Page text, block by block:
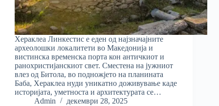
Хераклеа Линкестис е еден од најзначајните
археолошки локалитети во Македонија и
вистинска временска порта кон античкиот и
ранохристијанскиот свет. Сместена на јужниот
влез од Битола, во подножјето на планината
Баба, Хераклеа нуди уникатно доживување каде
историјата, уметноста и архитектурата се…
Admin
декември 28, 2025